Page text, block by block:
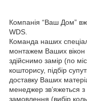
Компанія “Ваш Дом”
WDS.
Команда наших
монтажем Ваших вікон
здійснимо замір (по
кошторису, підбір
доставку Ваших
менеджер зв’яжеться
замовлення (вибір